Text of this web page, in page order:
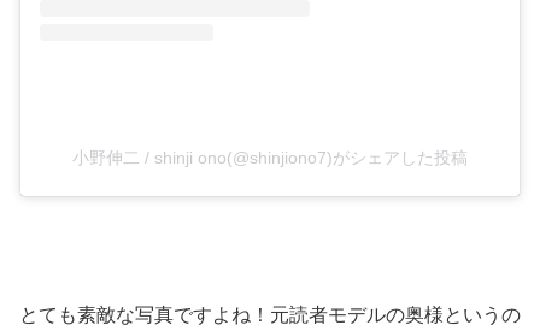
小野伸二 / shinji ono(@shinjiono7)がシェアした投稿
とても素敵な写真ですよね！元読者モデルの奥様というの